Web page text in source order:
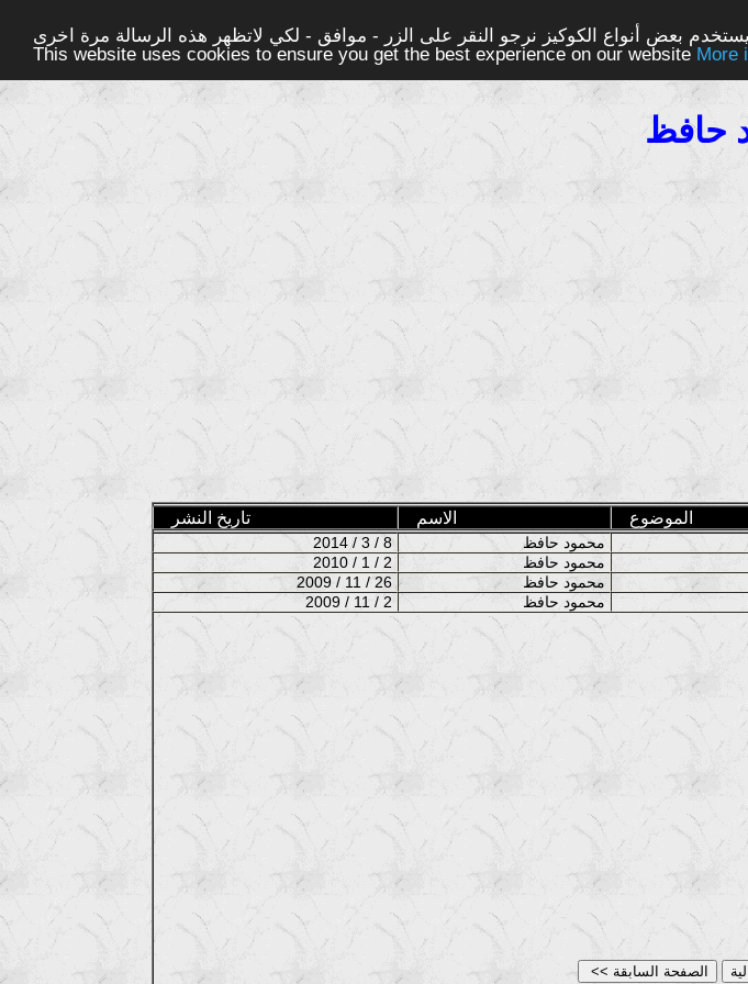
بعض أنواع الكوكيز نرجو النقر على الزر - موافق - لكي لاتظهر هذه الرسالة مرة اخرى -
This website uses cookies to ensure you get the best experience on our website
حافظ
تاريخ النشر الاسم الموضوع
2014 / 3 / 8
2010 / 1 / 2
2009 / 11 / 26
2009 / 11 / 2